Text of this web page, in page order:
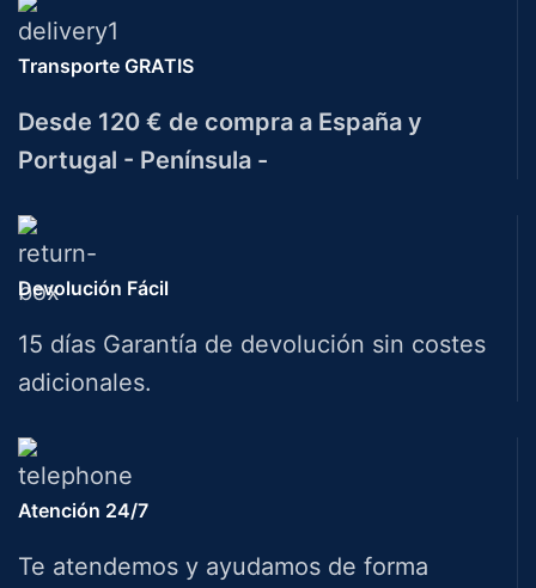
Transporte GRATIS
Desde 120 € de compra a España y
Portugal - Península -
Devolución Fácil
15 días Garantía de devolución sin costes
adicionales.
Atención 24/7
Te atendemos y ayudamos de forma